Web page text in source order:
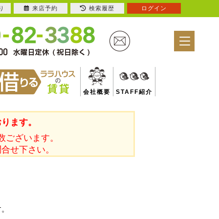
会社概要 STAFF紹介
ます。
ざいます。
せ下さい。
来店予約 検索履歴 ログイン